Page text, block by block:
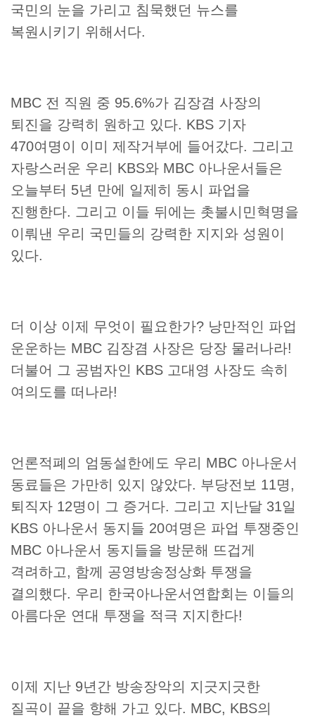
국민의 눈을 가리고 침묵했던 뉴스를
복원시키기 위해서다.
MBC 전 직원 중 95.6%가 김장겸 사장의
퇴진을 강력히 원하고 있다. KBS 기자
470여명이 이미 제작거부에 들어갔다. 그리고
자랑스러운 우리 KBS와 MBC 아나운서들은
오늘부터 5년 만에 일제히 동시 파업을
진행한다. 그리고 이들 뒤에는 촛불시민혁명을
이뤄낸 우리 국민들의 강력한 지지와 성원이
있다.
더 이상 이제 무엇이 필요한가? 낭만적인 파업
운운하는 MBC 김장겸 사장은 당장 물러나라!
더불어 그 공범자인 KBS 고대영 사장도 속히
여의도를 떠나라!
언론적폐의 엄동설한에도 우리 MBC 아나운서
동료들은 가만히 있지 않았다. 부당전보 11명,
퇴직자 12명이 그 증거다. 그리고 지난달 31일
KBS 아나운서 동지들 20여명은 파업 투쟁중인
MBC 아나운서 동지들을 방문해 뜨겁게
격려하고, 함께 공영방송정상화 투쟁을
결의했다. 우리 한국아나운서연합회는 이들의
아름다운 연대 투쟁을 적극 지지한다!
이제 지난 9년간 방송장악의 지긋지긋한
질곡이 끝을 향해 가고 있다. MBC, KBS의